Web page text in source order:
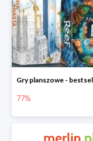
77%